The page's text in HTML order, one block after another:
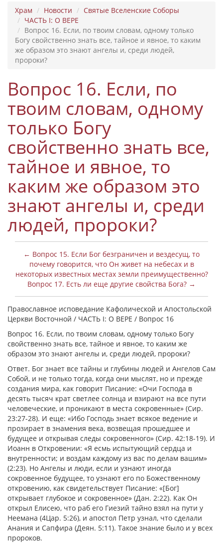
Храм Новости
Святые Вселенские Соборы
ЧАСТЬ I: О ВЕРЕ
Вопрос 16. Если, по твоим словам, одному только
Богу свойственно знать все, тайное и явное, то каким
же образом это знают ангелы и, среди людей,
пророки?
Вопрос 16. Если, по
твоим словам, одному
только Богу
свойственно знать все,
тайное и явное, то
каким же образом это
знают ангелы и, среди
людей, пророки?
← Вопрос 15. Если Бог безграничен и вездесущ, то
почему говорится, что Он живет на небесах и в
некоторых известных местах земли преимущественно?
Вопрос 17. Есть ли еще другие свойства Бога? →
Православное исповедание Кафолической и Апостольской
Церкви Восточной / ЧАСТЬ I: О ВЕРЕ / Вопрос 16
Вопрос 16. Если, по твоим словам, одному только Богу
свойственно знать все, тайное и явное, то каким же
образом это знают ангелы и, среди людей, пророки?
Ответ. Бог знает все тайны и глубины людей и Ангелов Сам
Собой, и не только тогда, когда они мыслят, но и прежде
создания мира, как говорит Писание: «Очи Господа в
десять тысяч крат светлее солнца и взирают на все пути
человеческие, и проникают в места сокровенные» (Сир.
23:27-28). И еще: «Ибо Господь знает всякое ведение и
прозирает в знамения века, возвещая прошедшее и
будущее и открывая следы сокровенного» (Сир. 42:18-19). И
Иоанн в Откровении: «Я есмь испытующий сердца и
внутренности; и воздам каждому из вас по делам вашим»
(2:23). Но Ангелы и люди, если и узнают иногда
сокровенное будущее, то узнают его по Бoжественному
откровению, как свидетельствует Писание: «[Бог]
открывает глубокое и сокровенное» (Дан. 2:22). Как Он
открыл Елисею, что раб его Гиезий тайно взял на пути у
Неемана (4Цар. 5:26), и апостол Петр узнал, что сделали
Анания и Сапфира (Деян. 5:11). Такое знание было и у всех
пророков.